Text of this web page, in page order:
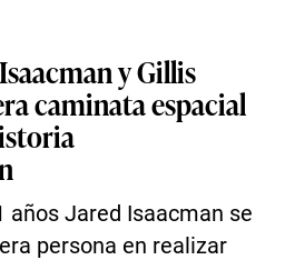
y Gillis
caminata espacial
años Jared Isaacman se
persona en realizar